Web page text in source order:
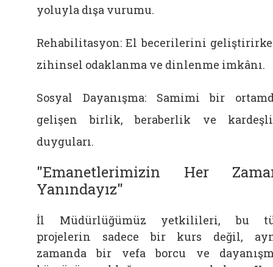
yoluyla dışa vurumu.
Rehabilitasyon: El becerilerini
zihinsel odaklanma ve dinlenme imkânı.
Sosyal Dayanışma: Samimi bir
gelişen birlik, beraberlik ve
duyguları.
"Emanetlerimizin Her
Yanındayız"
İl Müdürlüğümüz yetkilileri, bu
projelerin sadece bir kurs değil,
zamanda bir vefa borcu ve